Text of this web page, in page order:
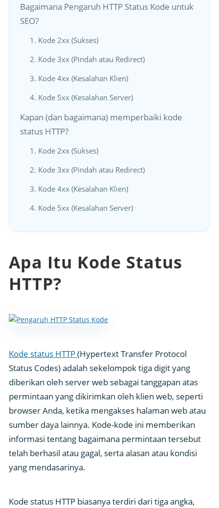
Bagaimana Pengaruh HTTP Status Kode untuk
SEO?
1. Kode 2xx (Sukses)
2. Kode 3xx (Pindah atau Redirect)
3. Kode 4xx (Kesalahan Klien)
4. Kode 5xx (Kesalahan Server)
Kapan (dan bagaimana) memperbaiki kode
status HTTP?
1. Kode 2xx (Sukses)
2. Kode 3xx (Pindah atau Redirect)
3. Kode 4xx (Kesalahan Klien)
4. Kode 5xx (Kesalahan Server)
Apa Itu Kode Status
HTTP?
Kode status HTTP(Hypertext Transfer Protocol
Status Codes) adalah sekelompok tiga digit yang
diberikan oleh server web sebagai tanggapan atas
permintaan yang dikirimkan oleh klien web, seperti
browser Anda, ketika mengakses halaman web atau
sumber daya lainnya. Kode-kode ini memberikan
informasi tentang bagaimana permintaan tersebut
telah berhasil atau gagal, serta alasan atau kondisi
yang mendasarinya.
Kode status HTTP biasanya terdiri dari tiga angka,